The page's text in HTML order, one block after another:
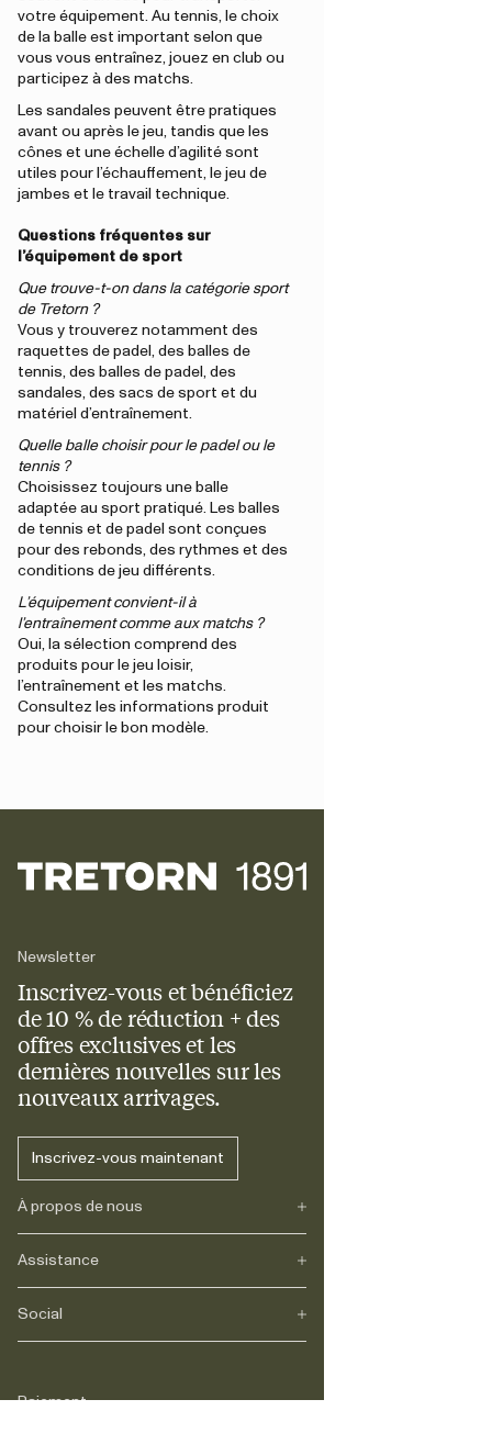
votre équipement. Au tennis, le choix
de la balle est important selon que
vous vous entraînez, jouez en club ou
participez à des matchs.
Les sandales peuvent être pratiques
avant ou après le jeu, tandis que les
cônes et une échelle d’agilité sont
utiles pour l’échauffement, le jeu de
jambes et le travail technique.
Questions fréquentes sur
l’équipement de sport
Que trouve-t-on dans la catégorie sport
de Tretorn ?
Vous y trouverez notamment des
raquettes de padel, des balles de
tennis, des balles de padel, des
sandales, des sacs de sport et du
matériel d’entraînement.
Quelle balle choisir pour le padel ou le
tennis ?
Choisissez toujours une balle
adaptée au sport pratiqué. Les balles
de tennis et de padel sont conçues
pour des rebonds, des rythmes et des
conditions de jeu différents.
L’équipement convient-il à
l’entraînement comme aux matchs ?
Oui, la sélection comprend des
produits pour le jeu loisir,
l’entraînement et les matchs.
Consultez les informations produit
pour choisir le bon modèle.
Newsletter
Inscrivez-vous et bénéficiez
de 10 % de réduction + des
offres exclusives et les
dernières nouvelles sur les
nouveaux arrivages.
Inscrivez-vous maintenant
À propos de nous
Notre héritage
Journals
Carrière
Assistance
FAQs
Livraison
Social
TikTok
Paiement